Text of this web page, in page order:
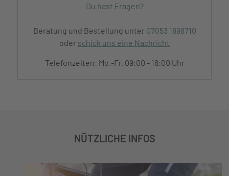
Du hast Fragen?
Beratung und Bestellung unter 07053 1898710
oder schick uns eine Nachricht
Telefonzeiten: Mo.-Fr. 09:00 - 16:00 Uhr
NÜTZLICHE INFOS